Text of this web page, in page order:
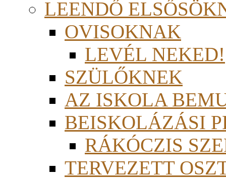
LEENDŐ
OVISOKNAK
LEVÉL NEKED!
SZÜLŐKNEK
AZ ISKOLA
BEISKOLÁZÁSI
RÁKÓCZIS
TERVEZETT